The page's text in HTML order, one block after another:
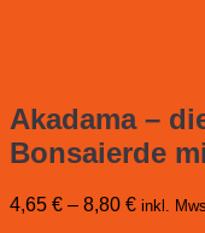
Akadama –
Bonsaierde
4,65 € – 8,80 € inkl.